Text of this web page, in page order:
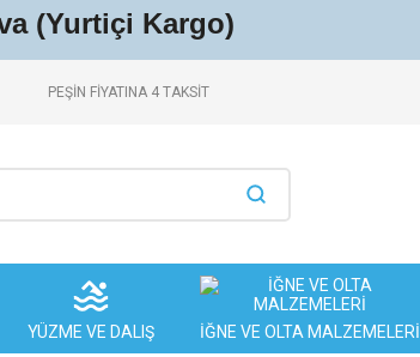
(Yurtiçi Kargo)
PEŞİN FİYATINA 4 TAKSİT
YÜZME VE DALIŞ İĞNE VE OLTA MALZEMELERİ